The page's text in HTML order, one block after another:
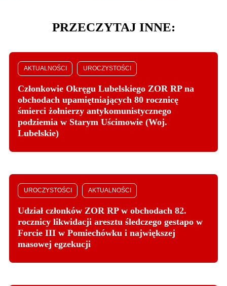
PRZECZYTAJ INNE:
AKTUALNOŚCI UROCZYSTOŚCI
Członkowie Okręgu Lubelskiego ZOR RP na
obchodach upamiętniających 80 rocznicę
śmierci żołnierzy antykomunistycznego
podziemia w Starym Uścimowie (Woj.
Lubelskie)
UROCZYSTOŚCI AKTUALNOŚCI
Udział członków ZOR RP w obchodach 82.
rocznicy likwidacji aresztu śledczego gestapo w
Forcie III w Pomiechówku i największej
masowej egzekucji